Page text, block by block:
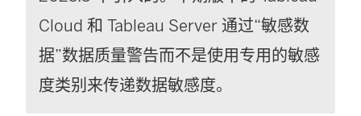
Cloud 和 Tableau Server 通过“敏感数
据”数据质量警告而不是使用专用的敏感
度类别来传递数据敏感度。